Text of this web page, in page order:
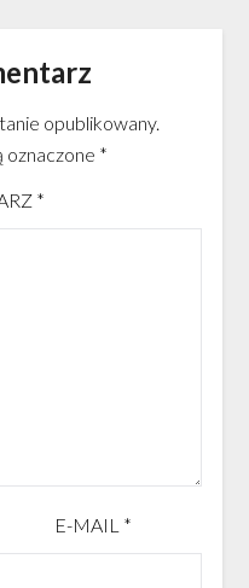
opublikowany.
oznaczone *
*
E-MAIL *